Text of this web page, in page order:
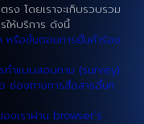
รง โดยเราจะเก็บรวบรวม
ให้บริการ ดังนี้
หรือขั้นตอนการยื่นคำร้อง
ทำแบบสอบถาม (survey)
ช่องทางการสื่อสารอื่นๆ
งเราผ่าน browser’s